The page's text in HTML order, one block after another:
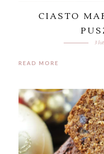
CIASTO
3
READ MORE